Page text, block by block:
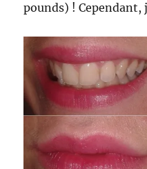
pounds) ! Cependant,